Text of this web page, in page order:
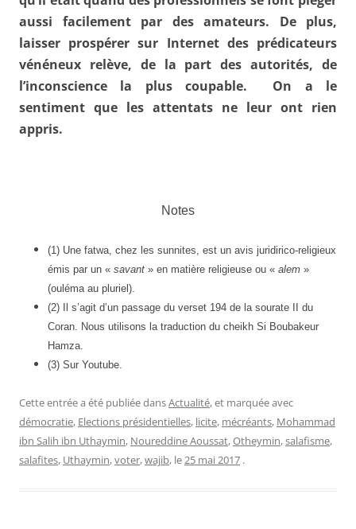
aussi facilement par des amateurs. De plus,
laisser prospérer sur Internet des prédicateurs
vénéneux relève, de la part des autorités, de
l’inconscience la plus coupable. On a le
sentiment que les attentats ne leur ont rien
appris.
Notes
(1) Une fatwa, chez les sunnites, est un avis juridirico-religieux
émis par un « savant » en matière religieuse ou « alem »
(ouléma au pluriel).
(2) Il s’agit d’un passage du verset 194 de la sourate II du
Coran. Nous utilisons la traduction du cheikh Si Boubakeur
Hamza.
(3) Sur Youtube.
Cette entrée a été publiée dansActualité, et marquée avec
démocratie, Elections présidentielles, licite, mécréants, Mohammad
ibn Salih ibn Uthaymin, Noureddine Aoussat,Otheymin,salafisme,
salafites, Uthaymin,voter,wajib, le25 mai 2017 .